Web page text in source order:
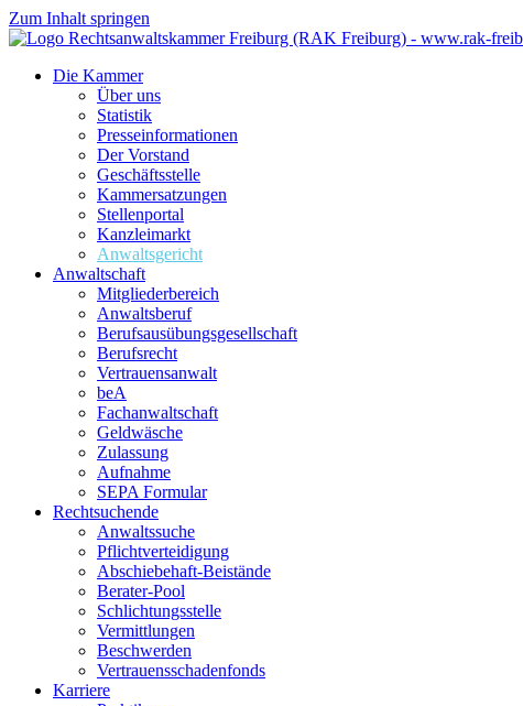
Zum Inhalt springen
Die Kammer
Über uns
Statistik
Presseinformationen
Der Vorstand
Geschäftsstelle
Kammersatzungen
Stellenportal
Kanzleimarkt
Anwaltsgericht
Anwaltschaft
Mitgliederbereich
Anwaltsberuf
Berufsausübungs­gesellschaft
Berufsrecht
Vertrauensanwalt
beA
Fachanwaltschaft
Geldwäsche
Zulassung
Aufnahme
SEPA Formular
Rechtsuchende
Anwaltssuche
Pflichtverteidigung
Abschiebehaft-Beistände
Berater-Pool
Schlichtungsstelle
Vermittlungen
Beschwerden
Vertrauensschadenfonds
Karriere